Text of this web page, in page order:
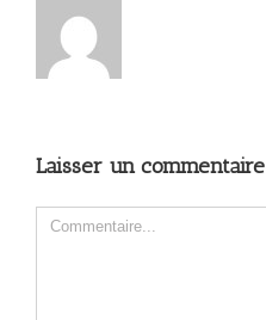
Laisser un commentaire